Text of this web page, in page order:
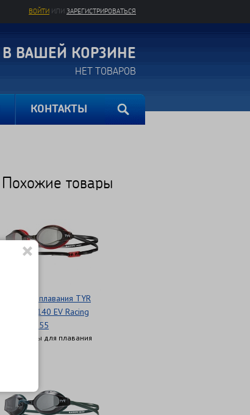
ВОЙТИ ИЛИ ЗАРЕГИСТРИРОВАТЬСЯ
В ВАШЕЙ КОРЗИНЕ
НЕТ ТОВАРОВ
КОНТАКТЫ
Похожие товары
Очки для плавания TYR
Blackops 140 EV Racing
LGBKOP-055
Аксессуары для плавания